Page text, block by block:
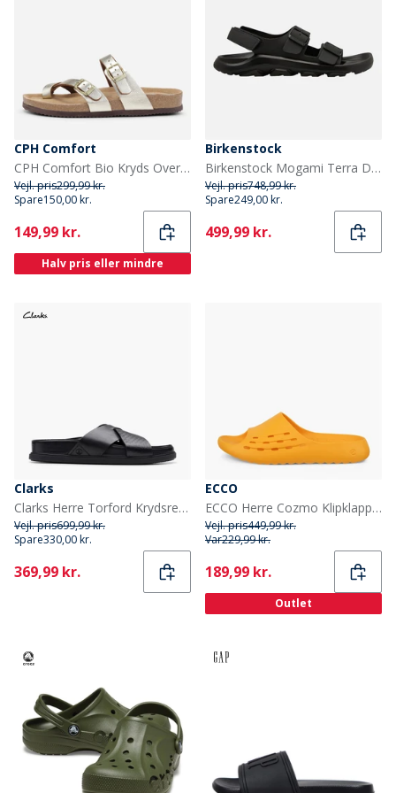
CPH Comfort
CPH Comfort Bio Kryds Over Sandaler Gold
Vejl. pris299,99 kr.
Spare150,00 kr.
Current
149,99 kr.
Halv pris eller mindre
Birkenstock
Birkenstock Mogami Terra Dobbelt Spænde Sandaler Sort
Vejl. pris748,99 kr.
Spare249,00 kr.
Current
499,99 kr.
Clarks
Clarks Herre Torford Krydsrem Sandaler Black Leather
Vejl. pris699,99 kr.
Spare330,00 kr.
Current
369,99 kr.
ECCO
ECCO Herre Cozmo Klipklappere Sunrise
Vejl. pris449,99 kr.
Var229,99 kr.
Current
189,99 kr.
Outlet